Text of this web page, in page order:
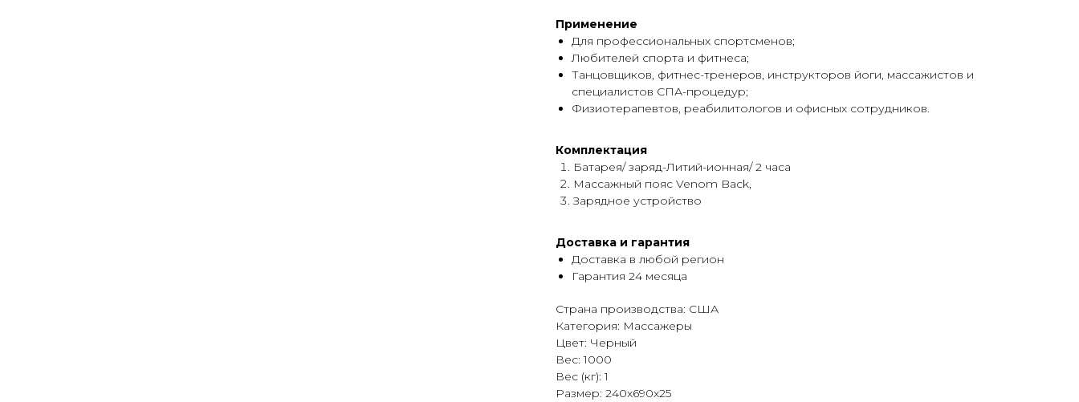
Применение
Для профессиональных спортсменов;
Любителей спорта и фитнеса;
Танцовщиков, фитнес-тренеров, инструкторов йоги, массажистов и
специалистов СПА-процедур;
Физиотерапевтов, реабилитологов и офисных сотрудников.
Комплектация
Батарея/ заряд-Литий-ионная/ 2 часа
Массажный пояс Venom Back,
Зарядное устройство
Доставка и гарантия
Доставка в любой регион
Гарантия 24 месяца
Страна производства: США
Категория: Массажеры
Цвет: Черный
Вес: 1000
Вес (кг): 1
Размер: 240x690x25